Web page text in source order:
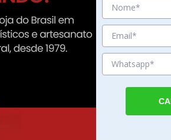
Numero P/ Relogio - Arabico
Numero P Relogio Arabico Prata Gd
O Numero P Relogio Arabico Prata Gd é